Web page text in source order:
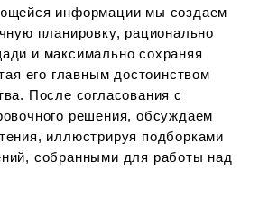
информации мы создаем
планировку, рационально
и максимально сохраняя
его главным достоинством
После согласования с
решения, обсуждаем
иллюстрируя подборками
собранными для работы над